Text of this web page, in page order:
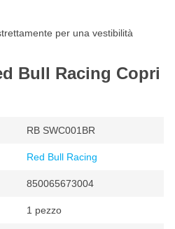
con il riconoscibile aspetto di
del volante Red Bull
per una vestibilità
Bull Racing Copri
RB SWC001BR
Red Bull Racing
850065673004
1 pezzo